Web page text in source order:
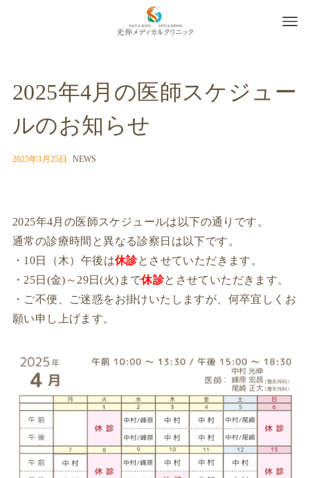
2025年4月の医師スケジュー
ルのお知らせ
2025年3月25日 NEWS
2025年4月の医師スケジュールは以下の通りです。
通常の診療時間と異なる診察日は以下です。
・10日（木）午後は休診とさせていただきます。
・25日(金)～29日(火)まで休診とさせていただきます。
・ご不便、ご迷惑をお掛けいたしますが、何卒宜しくお
願い申し上げます。